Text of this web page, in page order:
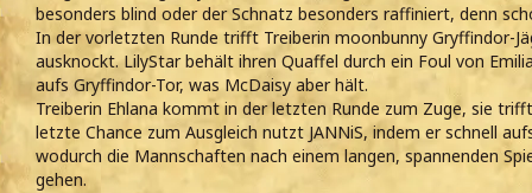
besonders blind oder der Schnatz besonders raffiniert, denn
In der vorletzten Runde trifft Treiberin moonbunny Gryffindor-
ausknockt. LilyStar behält ihren Quaffel durch ein Foul von
aufs Gryffindor-Tor, was McDaisy aber hält.
Treiberin Ehlana kommt in der letzten Runde zum Zuge, sie
letzte Chance zum Ausgleich nutzt JANNiS, indem er schnell
wodurch die Mannschaften nach einem langen, spannenden
gehen.